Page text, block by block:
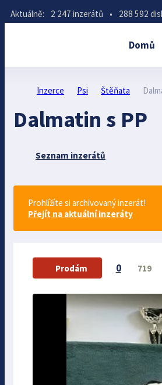
Aktuálně: 2 247 inzerátů • 288 592
Domů
Inzerce Psi Štěňata
Dalmatin s PP
Seznam inzerátů
Prohlížíte si archivovaný inzerát!
Přejít na aktuální inzeráty
Prodám 0 719